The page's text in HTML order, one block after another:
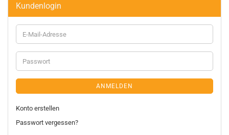
Kundenlogin
ANMELDEN
Konto erstellen
Passwort vergessen?